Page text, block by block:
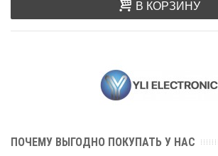
В КОРЗИНУ
ПОЧЕМУ ВЫГОДНО ПОКУПАТЬ У НАС